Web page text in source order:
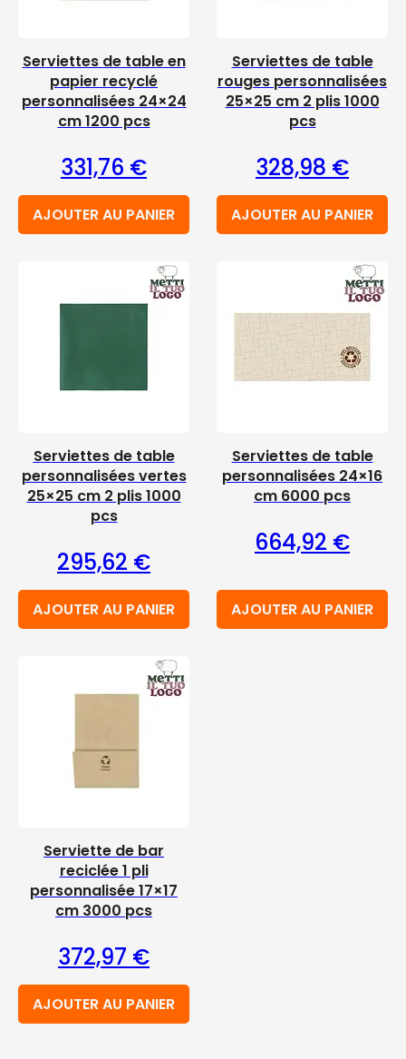
Serviettes de table en
papier recyclé
personnalisées 24×24
cm 1200 pcs
331,76 €
AJOUTER AU PANIER
Serviettes de table
rouges personnalisées
25×25 cm 2 plis 1000
pcs
328,98 €
AJOUTER AU PANIER
Serviettes de table
personnalisées vertes
25×25 cm 2 plis 1000
pcs
295,62 €
AJOUTER AU PANIER
Serviettes de table
personnalisées 24×16
cm 6000 pcs
664,92 €
AJOUTER AU PANIER
Serviette de bar
reciclée 1 pli
personnalisée 17×17
cm 3000 pcs
372,97 €
AJOUTER AU PANIER